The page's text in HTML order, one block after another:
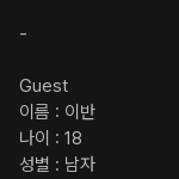
-
Guest
이름 : 이반
나이 : 18
성별 : 남자